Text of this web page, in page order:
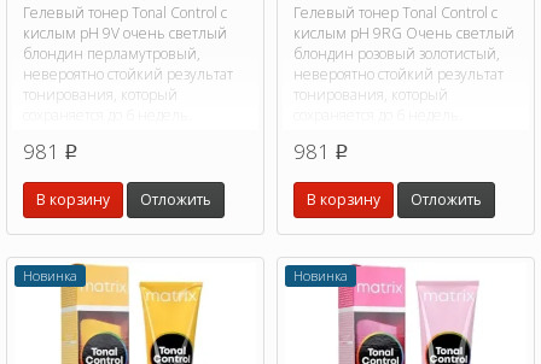
Гелевый тонер Tonal Control с
кислым pH 9V очень светлый
блондин перламутровый,
невероятно стойкий результат
тонирования, который
981 p
В корзину Отложить
Гелевый тонер Tonal Control с
кислым pH 9RG Очень светлый
блондин розовый золотистый,
невероятно стойкий результат
тонирования, который
981 p
В корзину Отложить
Новинка Новинка